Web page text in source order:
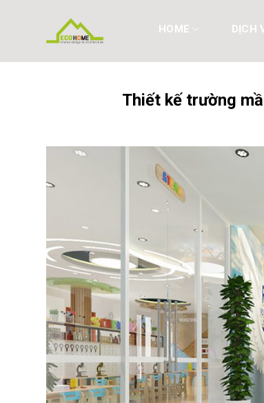
HOME DỊCH
Thiết kế trường